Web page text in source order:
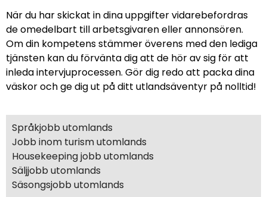
När du har skickat in dina uppgifter vidarebefordras
de omedelbart till arbetsgivaren eller annonsören.
Om din kompetens stämmer överens med den lediga
tjänsten kan du förvänta dig att de hör av sig för att
inleda intervjuprocessen. Gör dig redo att packa dina
väskor och ge dig ut på ditt utlandsäventyr på nolltid!
Språkjobb utomlands
Jobb inom turism utomlands
Housekeeping jobb utomlands
Säljjobb utomlands
Säsongsjobb utomlands